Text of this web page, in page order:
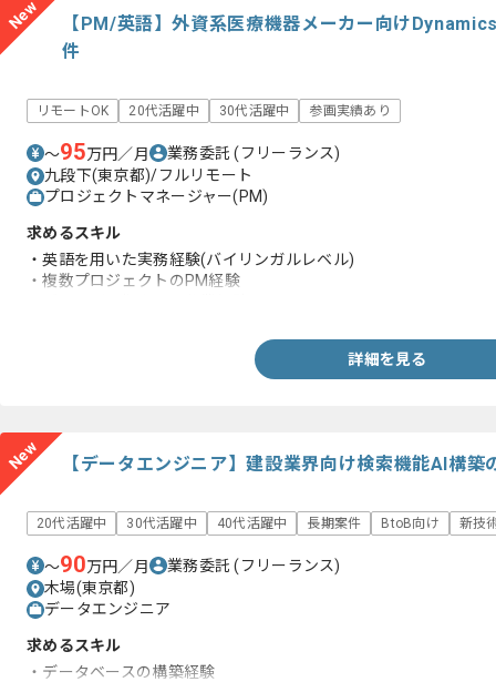
New
【PM/英語】外資系医療機器メーカー向け
件
リモートOK 20代活躍中 30代活躍中 参画実績あり
〜95万円／月 業務委託(フリーランス)
九段下(東京都)/フルリモート
プロジェクトマネージャー(PM)
求めるスキル
・英語を用いた実務経験(バイリンガルレベル)
・複数プロジェクトのPM経験
詳細を見る
New 【データエンジニア】建設業界向け検索機能AI構
20代活躍中 30代活躍中 40代活躍中 長期案件 BtoB向け 新技
〜90万円／月 業務委託(フリーランス)
木場(東京都)
データエンジニア
求めるスキル
・データベースの構築経験